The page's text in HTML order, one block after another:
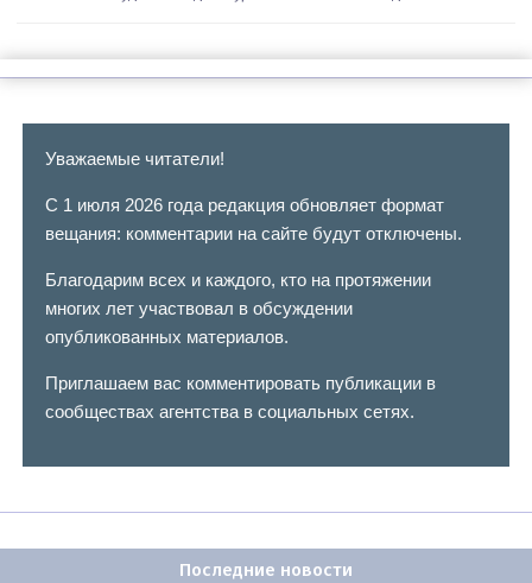
Уважаемые читатели!
С 1 июля 2026 года редакция обновляет формат
вещания: комментарии на сайте будут отключены.
Благодарим всех и каждого, кто на протяжении
многих лет участвовал в обсуждении
опубликованных материалов.
Приглашаем вас комментировать публикации в
сообществах агентства в социальных сетях.
Последние новости